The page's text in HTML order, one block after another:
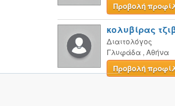
Προβολή
κολυβίρας
Διαιτολόγος
Γλυφάδα , Αθήνα
Προβολή